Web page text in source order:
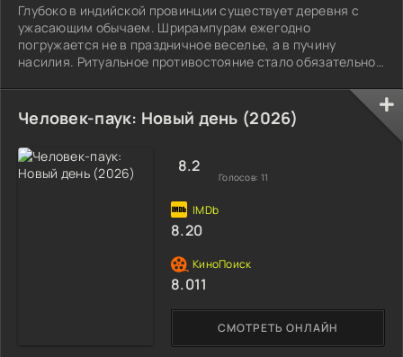
Глубоко в индийской провинции существует деревня с
ужасающим обычаем. Шрирампурам ежегодно
погружается не в праздничное веселье, а в пучину
насилия. Ритуальное противостояние стало обязательной
Человек-паук: Новый день (2026)
СМОТРЕТЬ ОНЛАЙН
8.2
Голосов: 11
8.20
8.011